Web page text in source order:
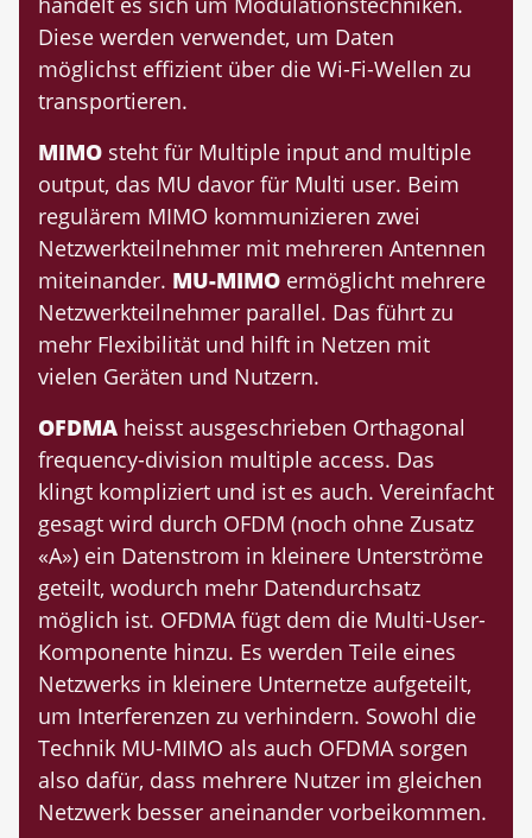
Diese werden verwendet, um Daten
möglichst effizient über die Wi-Fi-Wellen zu
transportieren.
MIMO steht für Multiple input and multiple
output, das MU davor für Multi user. Beim
regulärem MIMO kommunizieren zwei
Netzwerkteilnehmer mit mehreren Antennen
miteinander. MU-MIMO ermöglicht mehrere
Netzwerkteilnehmer parallel. Das führt zu
mehr Flexibilität und hilft in Netzen mit
vielen Geräten und Nutzern.
OFDMA heisst ausgeschrieben Orthagonal
frequency-division multiple access. Das
klingt kompliziert und ist es auch. Vereinfacht
gesagt wird durch OFDM (noch ohne Zusatz
«A») ein Datenstrom in kleinere Unterströme
geteilt, wodurch mehr Datendurchsatz
möglich ist. OFDMA fügt dem die Multi-User-
Komponente hinzu. Es werden Teile eines
Netzwerks in kleinere Unternetze aufgeteilt,
um Interferenzen zu verhindern. Sowohl die
Technik MU-MIMO als auch OFDMA sorgen
also dafür, dass mehrere Nutzer im gleichen
Netzwerk besser aneinander vorbeikommen.